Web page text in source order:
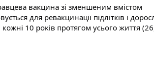
вакцина зі зменшеним вмістом
для ревакцинації підлітків і
10 років протягом усього життя